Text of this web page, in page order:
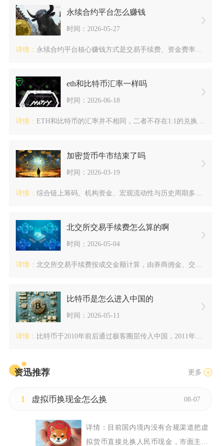
永续合约平台怎么赚钱
时间：2026-05-27
详情： 永续合约平台核心赚钱方式是交易手续费、资金费率生态收益、爆仓...
eth和比特币汇率一样吗
时间：2026-06-18
详情： ETH和比特币的汇率并不相同，二者不存在1:1的兑换比例，实...
加密货币牛市结束了吗
时间：2026-03-19
详情： 综合链上筹码、机构资金、宏观流动性与历史周期多重维度判断，本...
北交所交易手续费怎么算的啊
时间：2026-05-04
详情： 北交所交易手续费按成交金额计算，由券商佣金、交易经手费、过户...
比特币是怎么进入中国的
时间：2026-05-11
详情： 比特币于2010年前后通过极客圈层传入中国，2011年6月随...
资迅推荐 更多
1 虚拟币换现金怎么换 08-07
详情： 目前国内境内没有合规渠道把虚
拟货币直接兑换人民币现金，市面主...